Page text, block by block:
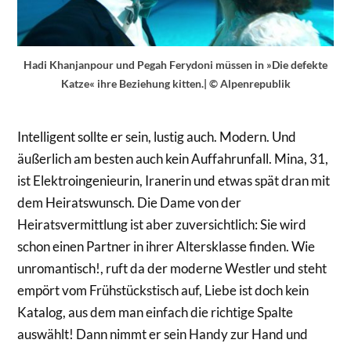
Hadi Khanjanpour und Pegah Ferydoni müssen in »Die defekte
Katze« ihre Beziehung kitten.| © Alpenrepublik
Intelligent sollte er sein, lustig auch. Modern. Und
äußerlich am besten auch kein Auffahrunfall. Mina, 31,
ist Elektroingenieurin, Iranerin und etwas spät dran mit
dem Heiratswunsch. Die Dame von der
Heiratsvermittlung ist aber zuversichtlich: Sie wird
schon einen Partner in ihrer Altersklasse finden. Wie
unromantisch!, ruft da der moderne Westler und steht
empört vom Frühstückstisch auf, Liebe ist doch kein
Katalog, aus dem man einfach die richtige Spalte
auswählt! Dann nimmt er sein Handy zur Hand und